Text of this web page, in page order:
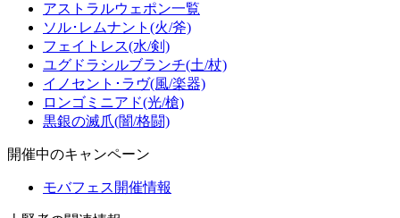
アストラルウェポン一覧
ソル･レムナント(火/斧)
フェイトレス(水/剣)
ユグドラシルブランチ(土/杖)
イノセント･ラヴ(風/楽器)
ロンゴミニアド(光/槍)
黒銀の滅爪(闇/格闘)
開催中のキャンペーン
モバフェス開催情報